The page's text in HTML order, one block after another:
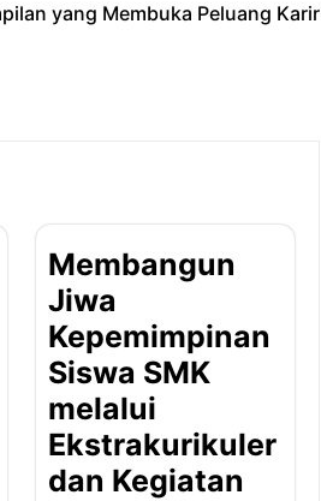
yang Membuka Peluang Karir
Membangun
Jiwa
Kepemimpinan
Siswa SMK
melalui
Ekstrakurikuler
dan Kegiatan